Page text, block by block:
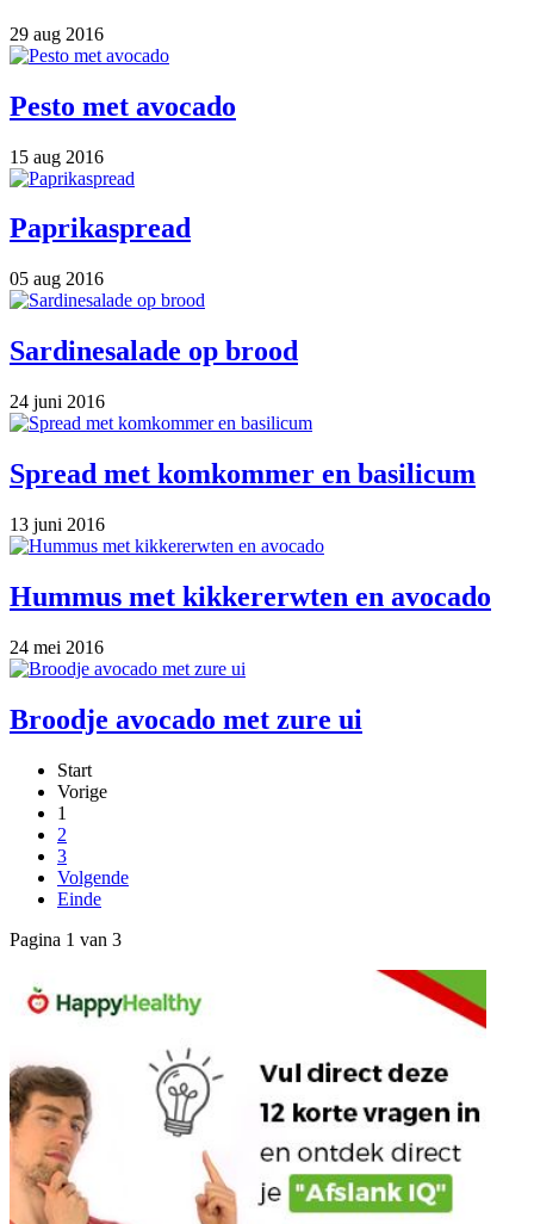
29 aug 2016
Pesto met avocado
15 aug 2016
Paprikaspread
05 aug 2016
Sardinesalade op brood
24 juni 2016
Spread met komkommer en basilicum
13 juni 2016
Hummus met kikkererwten en avocado
24 mei 2016
Broodje avocado met zure ui
Start
Vorige
1
2
3
Volgende
Einde
Pagina 1 van 3